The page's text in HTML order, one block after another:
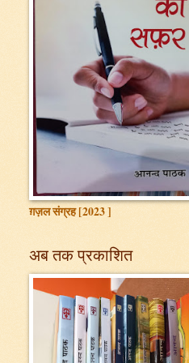
ग़ज़ल संग्रह [2023 ]
अब तक प्रकाशित